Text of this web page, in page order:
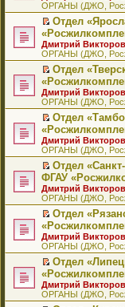
щ
е
н
ю
у
с
о
б
щ
е
н
ю
а
н
н
м
у
с
о
б
щ
е
н
ю
р
о
ч
т
а
н
н
м
у
с
о
б
щ
е
н
и
ю
м
у
н
п
р
о
ч
т
а
н
н
м
у
с
о
о
б
щ
е
н
ю
п
е
р
о
м
у
н
п
р
о
ч
т
а
н
н
о
м
у
с
о
б
щ
е
н
ю
е
й
т
к
п
е
р
о
м
у
н
п
р
о
ч
и
т
а
н
н
м
у
с
о
б
щ
ОРГАНЫ (ДЖО,
П
р
е
й
т
к
п
е
р
о
м
у
н
е
п
р
о
ч
т
а
н
н
м
у
Отдел
Дмитрий
ОРГАНЫ (ДЖО,
П
р
е
й
т
к
п
е
р
в
о
м
у
н
п
р
о
ч
т
а
Отдел
Дмитрий
ОРГАНЫ (ДЖО,
П
р
е
й
т
и
к
п
е
р
о
м
у
н
п
р
Отдел
Дмитрий
ОРГАНЫ (ДЖО,
П
е
р
е
й
т
к
п
е
р
о
м
Отдел
ФГАУ
Дмитрий
ОРГАНЫ (ДЖО,
П
р
е
й
т
к
п
Отдел
Дмитрий
ОРГАНЫ (ДЖО,
П
р
е
Отдел
Дмитрий
ОРГАНЫ (ДЖО,